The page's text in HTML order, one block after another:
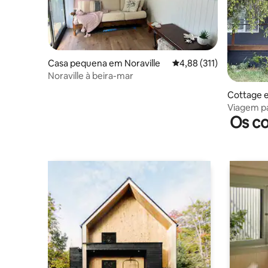
Casa pequena em Noraville Classificação média de
4,88 (311)
Noraville à beira-mar
Cottage
Viagem
Os